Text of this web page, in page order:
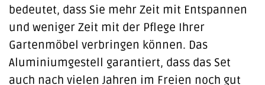
bedeutet, dass Sie mehr Zeit mit Entspannen
und weniger Zeit mit der Pflege Ihrer
Gartenmöbel verbringen können. Das
Aluminiumgestell garantiert, dass das Set
auch nach vielen Jahren im Freien noch gut